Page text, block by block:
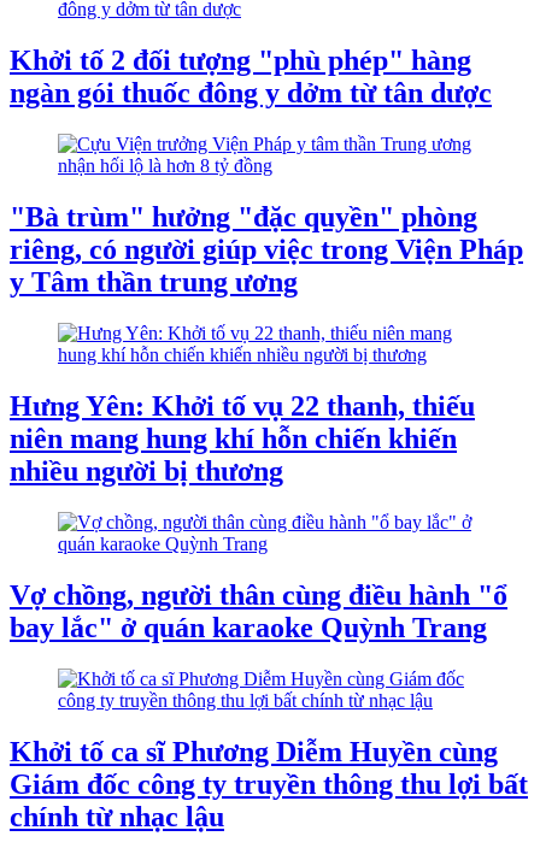
Khởi tố 2 đối tượng "phù phép" hàng
ngàn gói thuốc đông y dởm từ tân dược
"Bà trùm" hưởng "đặc quyền" phòng
riêng, có người giúp việc trong Viện Pháp
y Tâm thần trung ương
Hưng Yên: Khởi tố vụ 22 thanh, thiếu
niên mang hung khí hỗn chiến khiến
nhiều người bị thương
Vợ chồng, người thân cùng điều hành "ổ
bay lắc" ở quán karaoke Quỳnh Trang
Khởi tố ca sĩ Phương Diễm Huyền cùng
Giám đốc công ty truyền thông thu lợi bất
chính từ nhạc lậu